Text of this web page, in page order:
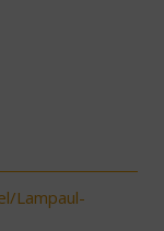
Lampaul-